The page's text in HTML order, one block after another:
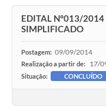
EDITAL N°013/2014
SIMPLIFICADO
Postagem: 09/09/2014
Realização a partir de: 17/
Situação: CONCLUÍDO